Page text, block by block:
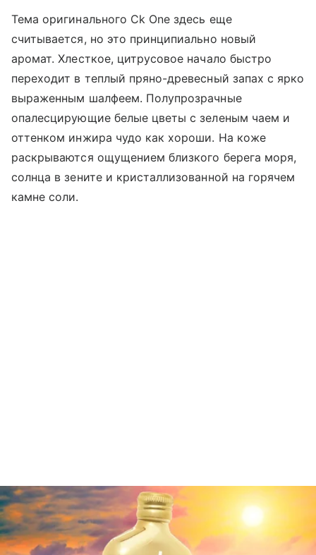
Тема оригинального Ck One здесь еще
считывается, но это принципиально новый
аромат. Хлесткое, цитрусовое начало быстро
переходит в теплый пряно-древесный запах с ярко
выраженным шалфеем. Полупрозрачные
опалесцирующие белые цветы с зеленым чаем и
оттенком инжира чудо как хороши. На коже
раскрываются ощущением близкого берега моря,
солнца в зените и кристаллизованной на горячем
камне соли.